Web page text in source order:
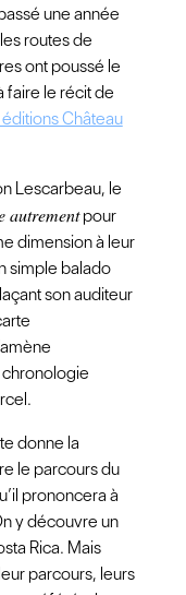
une année
routes de
ont poussé le
faire le récit de
Château
Lescarbeau, le
autrementpour
dimension à leur
simple balado
son auditeur
donne la
le parcours du
prononcera à
y découvre un
Rica. Mais
parcours, leurs